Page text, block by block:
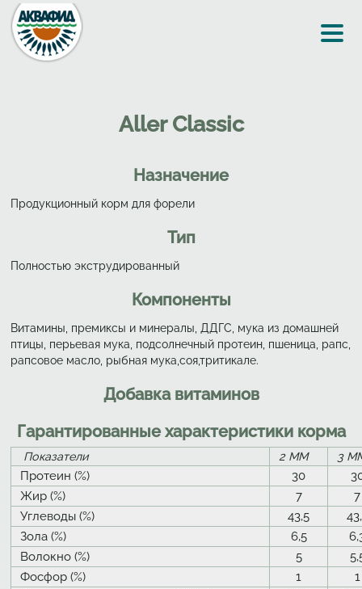
Перейти к основному содержанию
Aller Classic
Назначение
Продукционный корм для форели
Тип
Полностью экструдированный
Компоненты
Витамины, премиксы и минералы, ДДГС, мука из домашней
птицы, перьевая мука, подсолнечный протеин, пшеница, рапс,
рапсовое масло, рыбная мука,соя,тритикале.
Добавка витаминов
Гарантированные характеристики корма
Показатели 2 ММ 3
Протеин (%) 30
Жир (%)
7
7
Углеводы (%)
43,5
Зола (%)
6,5
Волокно (%)
5
Фосфор (%)
1
1